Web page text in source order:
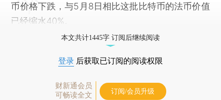
币价格下跌，与5月8日相比这批比特币的法币价值
已经缩水40%。
本文共计1445字 订阅后继续阅读
登录 后获取已订阅的阅读权限
财新通会员
可畅读全文
订阅/会员升级